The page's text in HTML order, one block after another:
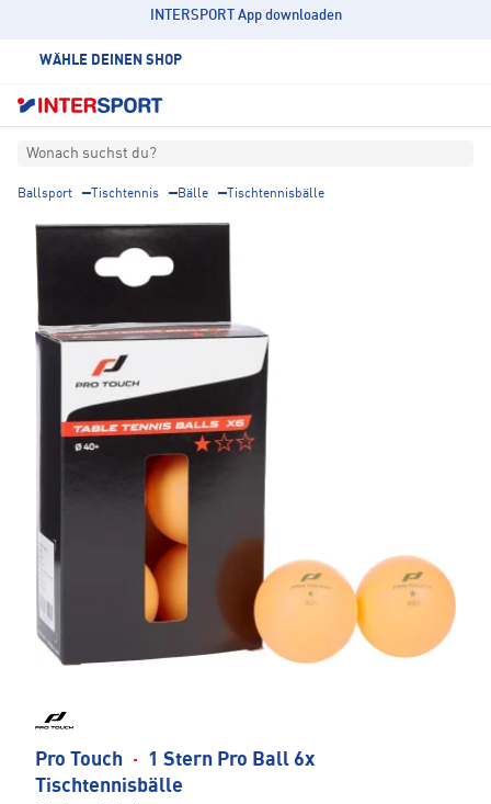
INTERSPORT App downloaden
WÄHLE DEINEN SHOP
Wonach suchst du?
Ballsport Tischtennis Bälle Tischtennisbälle
Pro Touch ·
1 Stern Pro Ball 6x
Tischtennisbälle